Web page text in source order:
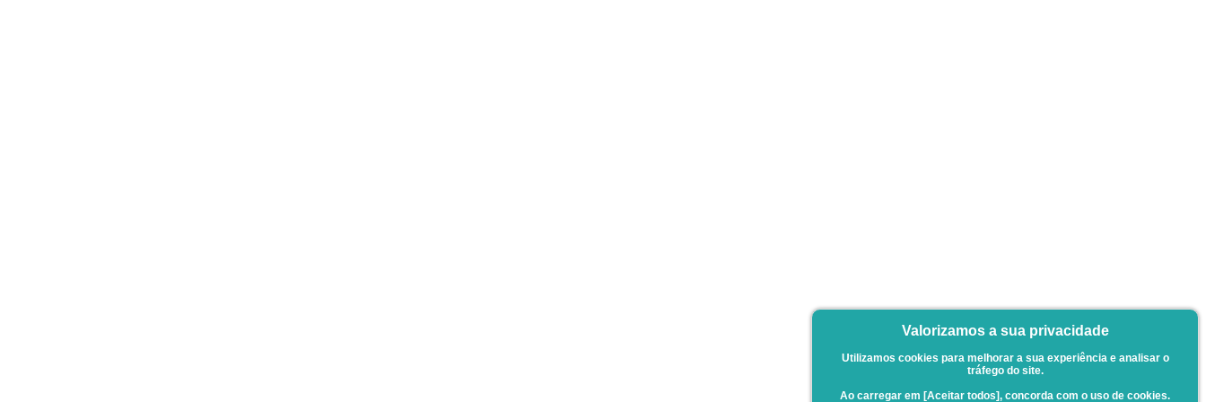
Valorizamos a sua privacidade
Utilizamos cookies para melhorar a sua experiência e analisar o
tráfego do site.
Ao carregar em [Aceitar todos], concorda com o uso de cookies.